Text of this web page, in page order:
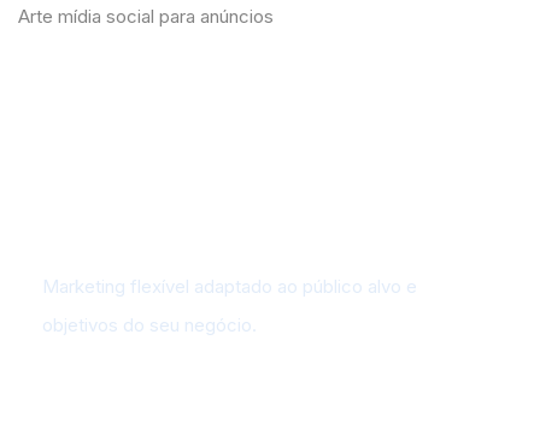
Arte mídia social para anúncios
Marketing flexível adaptado ao público alvo e
objetivos do seu negócio.